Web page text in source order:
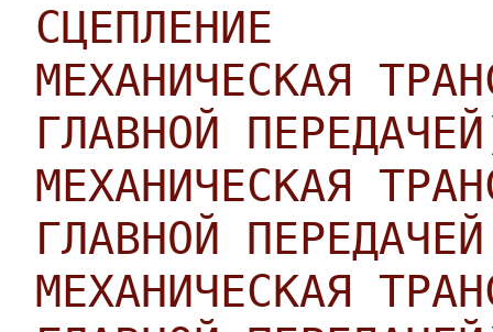
СЦЕПЛЕНИЕ
МЕХАНИЧЕСКАЯ
ГЛАВНОЙ
МЕХАНИЧЕСКАЯ
ГЛАВНОЙ
МЕХАНИЧЕСКАЯ